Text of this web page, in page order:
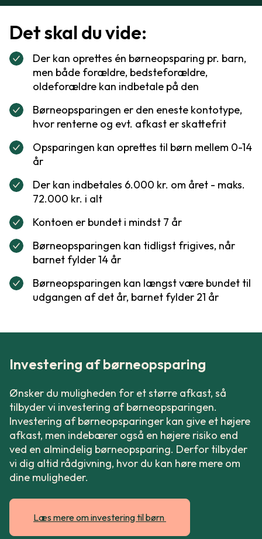
Det skal du vide:
Der kan oprettes én børneopsparing pr. barn,
men både forældre, bedsteforældre,
oldeforældre kan indbetale på den
Børneopsparingen er den eneste kontotype,
hvor renterne og evt. afkast er skattefrit
Opsparingen kan oprettes til børn mellem 0-14
år
Der kan indbetales 6.000 kr. om året - maks.
72.000 kr. i alt
Kontoen er bundet i mindst 7 år
Børneopsparingen kan tidligst frigives, når
barnet fylder 14 år
Børneopsparingen kan længst være bundet til
udgangen af det år, barnet fylder 21 år
Investering af børneopsparing
Ønsker du muligheden for et større afkast, så
tilbyder vi investering af børneopsparingen.
Investering af børneopsparinger kan give et højere
afkast, men indebærer også en højere risiko end
ved en almindelig børneopsparing. Derfor tilbyder
vi dig altid rådgivning, hvor du kan høre mere om
dine muligheder.
Læs mere om investering til børn